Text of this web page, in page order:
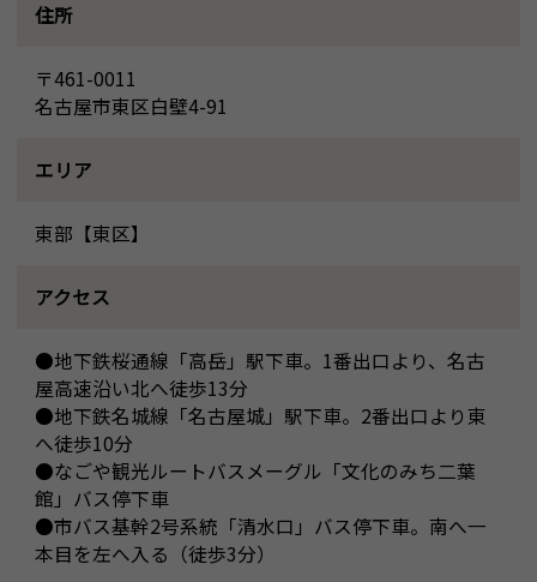
住所
〒461-0011
名古屋市東区白壁4-91
エリア
東部【東区】
アクセス
●地下鉄桜通線「高岳」駅下車。1番出口より、名古
屋高速沿い北へ徒歩13分
●地下鉄名城線「名古屋城」駅下車。2番出口より東
へ徒歩10分
●なごや観光ルートバスメーグル「文化のみち二葉
館」バス停下車
●市バス基幹2号系統「清水口」バス停下車。南へ一
本目を左へ入る（徒歩3分）